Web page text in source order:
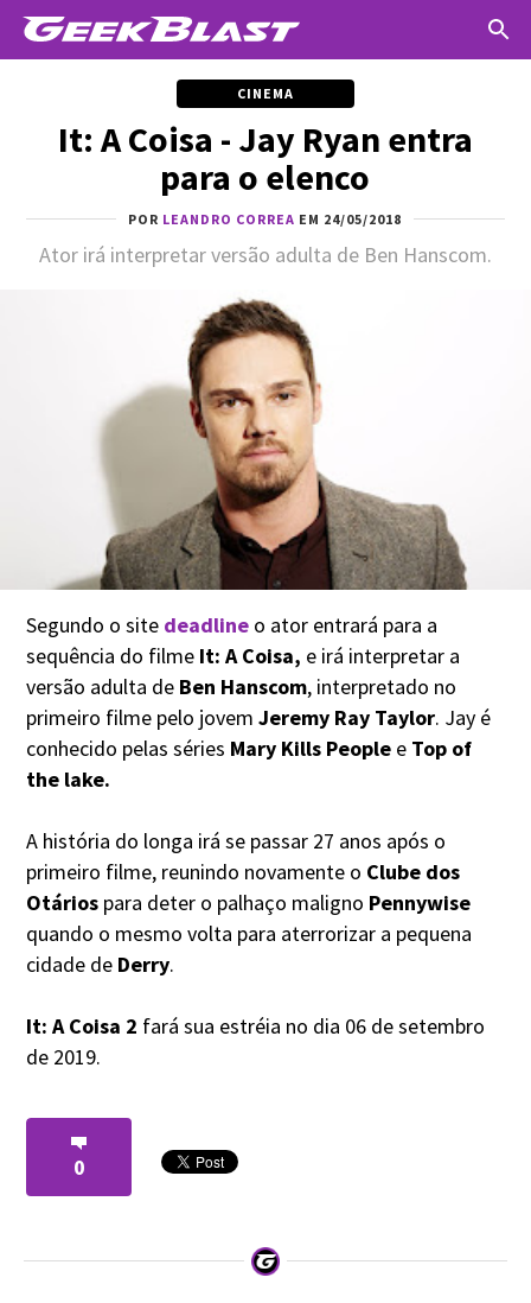
CINEMA
It: A Coisa - Jay Ryan entra
para o elenco
POR LEANDRO CORREA EM 24/05/2018
Ator irá interpretar versão adulta de Ben Hanscom.
Segundo o site deadline o ator entrará para a
sequência do filme It: A Coisa, e irá interpretar a
versão adulta de Ben Hanscom, interpretado no
primeiro filme pelo jovemJeremy Ray Taylor. Jay é
conhecido pelas séries Mary Kills People e Top of
the lake.
A história do longa irá se passar 27 anos após o
primeiro filme, reunindo novamente o Clube dos
Otários para deter o palhaço maligno Pennywise
quando o mesmo volta para aterrorizar a pequena
cidade de Derry.
It: A Coisa 2 fará sua estréia no dia 06 de setembro
de 2019.
0